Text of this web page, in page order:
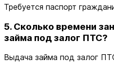
Требуется паспорт
5. Сколько времени
займа под залог ПТС?
Выдача займа под залог